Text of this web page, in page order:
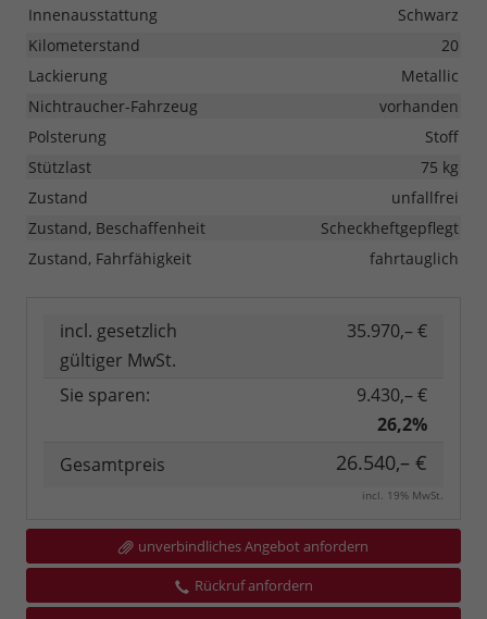
Innenausstattung
Schwarz
Kilometerstand
20
Lackierung
Metallic
Nichtraucher-Fahrzeug
vorhanden
Polsterung
Stoff
Stützlast
75 kg
Zustand
unfallfrei
Zustand, Beschaffenheit
Scheckheftgepflegt
Zustand, Fahrfähigkeit
fahrtauglich
incl. gesetzlich
gültiger MwSt.
35.970,– €
Sie sparen:
9.430,– €
26,2%
Gesamtpreis
26.540,– €
incl. 19% MwSt.
unverbindliches Angebot anfordern
Rückruf anfordern